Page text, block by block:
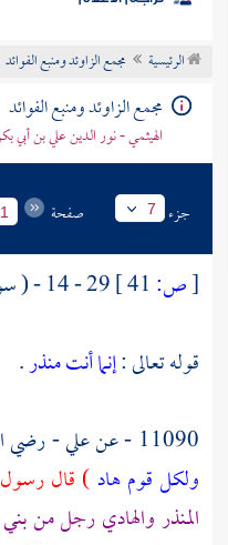
موضوعي
تراجم الأعلام
الرئيسية مجمع الزاوئد ومنبع الفوائد
مجمع الزاوئد ومنبع الفوائد
الهيثمي - نور الدين علي بن أبي
جزء 7 صفحة
[ص:
29 - 14 - ( سورة الرعد )
قوله تعالى :إنما أنت منذر.
11090 - عن
علي- رضي
ولكل قوم هاد) قال
المنذر والهادي رجل من